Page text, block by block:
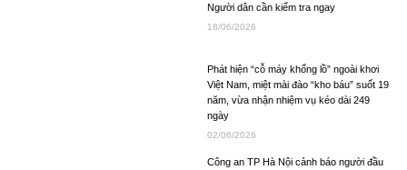
Người dân cần kiểm tra ngay
18/06/2026
Phát hiện “cỗ máy khổng lồ” ngoài khơi
Việt Nam, miệt mài đào “kho báu” suốt 19
năm, vừa nhận nhiệm vụ kéo dài 249
ngày
02/06/2026
Công an TP Hà Nội cảnh báo người đầu